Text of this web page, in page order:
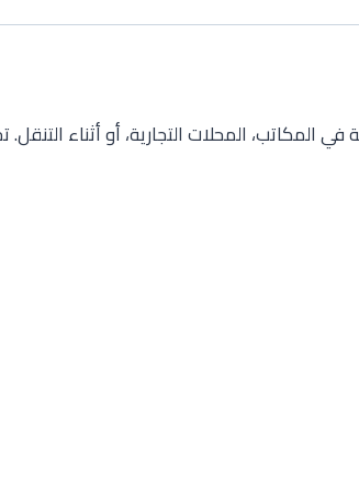
المكاتب، المحلات التجارية، أو أثناء